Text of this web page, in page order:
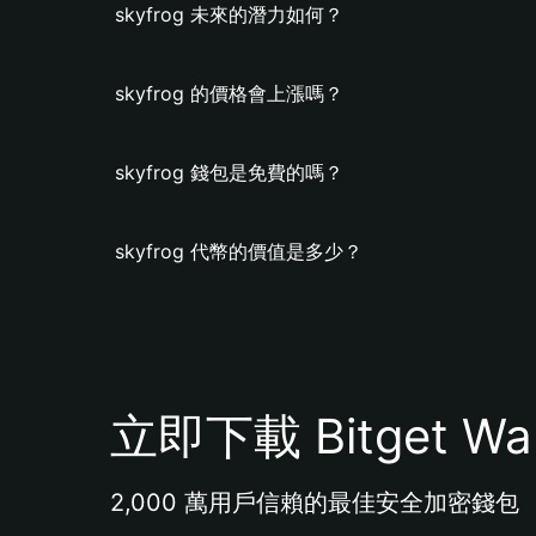
skyfrog 未來的潛力如何？
skyfrog 的價格會上漲嗎？
skyfrog 錢包是免費的嗎？
skyfrog 代幣的價值是多少？
立即下載 Bitget
2,000 萬用戶信賴的最佳安全加密錢包